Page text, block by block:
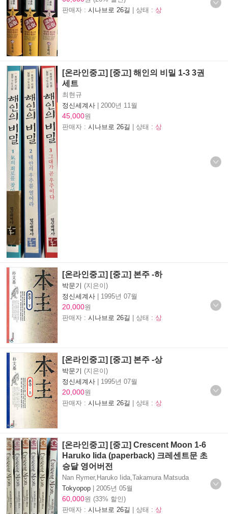
판매자 : 시나브로 26길 | 상태 : 상
[온라인중고] [중고] 해인의 비밀 1-3 3권
세트
최현규
정신세계사 | 2000년 11월
45,000원
판매자 : 시나브로 26길 | 상태 : 상
[온라인중고] [중고] 본주 -하
박문기 (지은이)
정신세계사 | 1995년 07월
20,000원
판매자 : 시나브로 26길 | 상태 : 상
[온라인중고] [중고] 본주 -상
박문기 (지은이)
정신세계사 | 1995년 07월
20,000원
판매자 : 시나브로 26길 | 상태 : 상
[온라인중고] [중고] Crescent Moon 1-6
Haruko Iida (paperback) 크레센트문 초
승달 영어버전
Nan Rymer,Haruko Iida,Takamura Matsuda
Tokyopop | 2005년 05월
60,000원 (33% 할인)
판매자 : 시나브로 26길 | 상태 : 상